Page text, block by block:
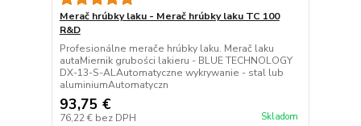
Merač hrúbky laku - Merač hrúbky laku TC 100
R&D
Profesionálne merače hrúbky laku. Merač laku
autaMiernik grubości lakieru - BLUE TECHNOLOGY
DX-13-S-ALAutomatyczne wykrywanie - stal lub
aluminiumAutomatyczn
93,75 €
76,22 € bez DPH Skladom